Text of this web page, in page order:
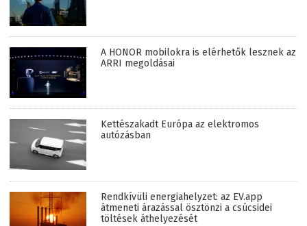
A HONOR mobilokra is elérhetők lesznek az
ARRI megoldásai
Kettészakadt Európa az elektromos
autózásban
Rendkívüli energiahelyzet: az EV.app
átmeneti árazással ösztönzi a csúcsidei
töltések áthelyezését